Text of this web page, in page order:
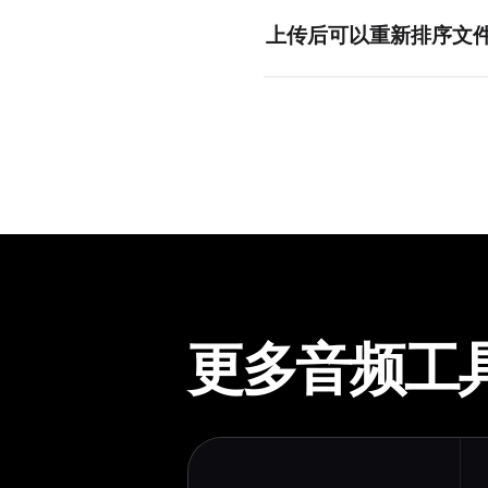
上传后可以重新排序文
更多音频工